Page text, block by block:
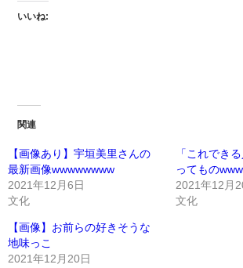
いいね:
関連
【画像あり】宇垣美里さんの
最新画像wwwwwwww
2021年12月6日
文化
「これでき
ってもの
2021年12月
文化
【画像】お前らの好きそうな
地味っこ
2021年12月20日